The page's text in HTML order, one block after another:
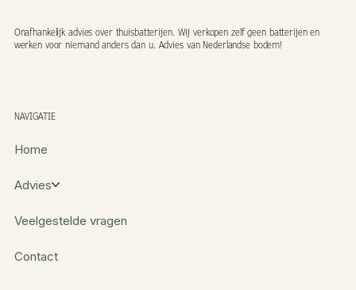
NAVIGATIE
Onafhankelijk advies over thuisbatterijen. Wij verkopen zelf geen batterijen en
werken voor niemand anders dan u. Advies van Nederlandse bodem!
Home
Advies
Veelgestelde vragen
Contact